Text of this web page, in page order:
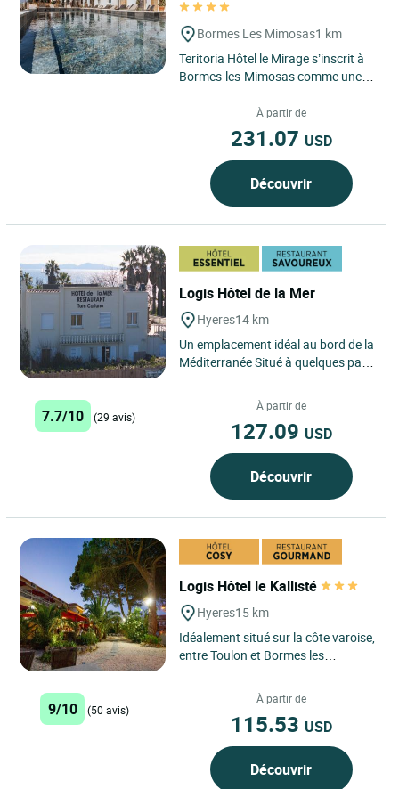
Bormes Les Mimosas1 km
Teritoria Hôtel le Mirage s’inscrit à
Bormes-les-Mimosas comme une
varois, posée...À partir de
231.07 USD
Découvrir
Logis Hôtel de la Mer
Hyeres14 km
Un emplacement idéal au bord de la
Méditerranée Situé à quelques pas
7.7/10 (29 avis)
À partir de
127.09 USD
Découvrir
Logis Hôtel le Kallisté
Hyeres15 km
Idéalement situé sur la côte varoise,
entre Toulon et Bormes les
9/10 (50 avis)
À partir de
115.53 USD
Découvrir